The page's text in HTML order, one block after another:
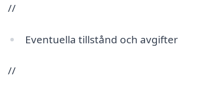
//
Eventuella tillstånd och avgifter
//